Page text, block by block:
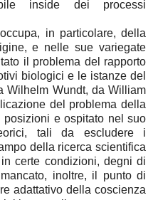
inside dei processi
in particolare, della
e nelle sue variegate
il problema del rapporto
biologici e le istanze del
Wilhelm Wundt, da William
del problema della
posizioni e ospitato nel suo
tali da escludere i
della ricerca scientifica
certe condizioni, degni di
inoltre, il punto di
adattativo della coscienza